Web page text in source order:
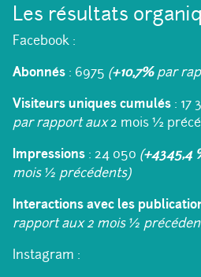
Les résultats
Facebook :
Abonnés : 6975 (+10,7%par
Visiteurs uniques cumulés : 17
par rapport aux2 mois ½
Impressions : 24 050 (+4345,4
mois ½ précédents)
Interactions avec les
rapport aux 2 mois ½
Instagram :